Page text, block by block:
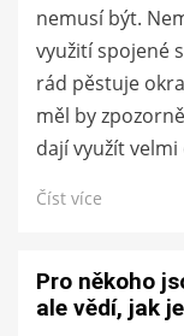
nemusí být.
využití spojené
rád pěstuje
měl by
dají využít
Číst více
Pro někoho
ale vědí, jak